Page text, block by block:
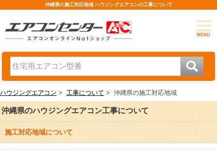
沖縄県の施工対応地域 ハウジングエアコンの工事について
MENU
ハウジングエアコン > 工事について > 沖縄県の施工対応地域
沖縄県のハウジングエアコン工事について
施工対応地域について